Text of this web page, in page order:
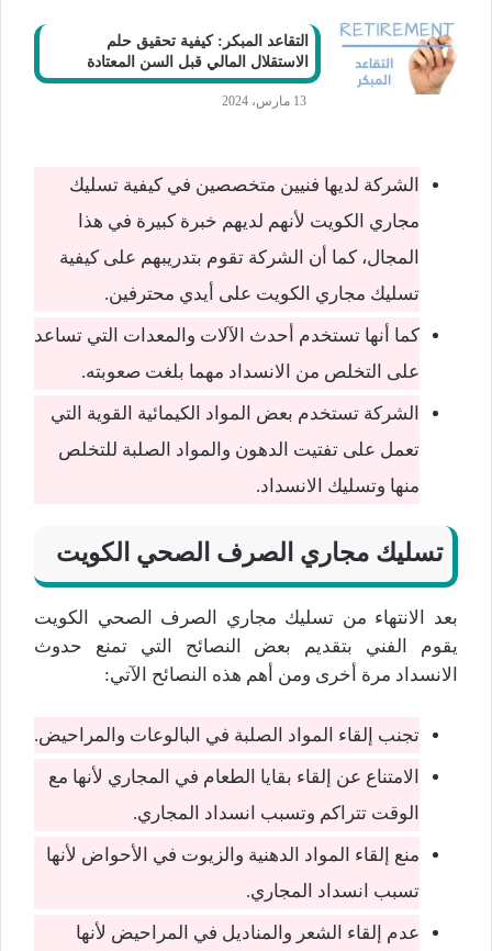
التقاعد المبكر: كيفية تحقيق حلم
الاستقلال المالي قبل السن المعتادة
13 مارس، 2024
الشركة لديها فنيين متخصصين في كيفية تسليك
مجاري الكويت لأنهم لديهم خبرة كبيرة في هذا
المجال، كما أن الشركة تقوم بتدريبهم على كيفية
تسليك مجاري الكويت على أيدي محترفين.
كما أنها تستخدم أحدث الآلات والمعدات التي تساعد
على التخلص من الانسداد مهما بلغت صعوبته.
الشركة تستخدم بعض المواد الكيمائية القوية التي
تعمل على تفتيت الدهون والمواد الصلبة للتخلص
منها وتسليك الانسداد.
تسليك مجاري الصرف الصحي الكويت
بعد الانتهاء من تسليك مجاري الصرف الصحي الكويت
يقوم الفني بتقديم بعض النصائح التي تمنع حدوث
الانسداد مرة أخرى ومن أهم هذه النصائح الآتي:
تجنب إلقاء المواد الصلبة في البالوعات والمراحيض.
الامتناع عن إلقاء بقايا الطعام في المجاري لأنها مع
الوقت تتراكم وتسبب انسداد المجاري.
منع إلقاء المواد الدهنية والزيوت في الأحواض لأنها
تسبب انسداد المجاري.
عدم إلقاء الشعر والمناديل في المراحيض لأنها